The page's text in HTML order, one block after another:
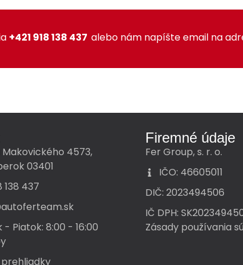
+421 918 138 437 alebo nám napíšte email na
Makovického 4573,
03401
138 437
- Piatok: 8:00 - 16:00
Firemné údaje
Fer Group, s. r. o.
IČO: 46605011
DIČ: 2023494506
IČ DPH:
Zásady používania